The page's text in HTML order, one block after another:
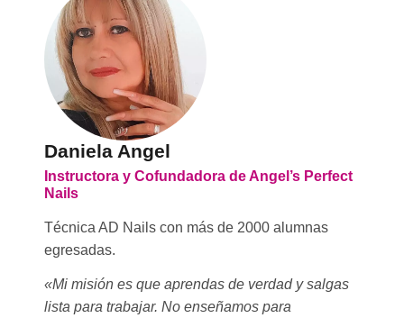
Daniela Angel
Instructora y Cofundadora de Angel’s Perfect
Nails
Técnica AD Nails con más de 2000 alumnas
egresadas.
«Mi misión es que aprendas de verdad y salgas
lista para trabajar. No enseñamos para